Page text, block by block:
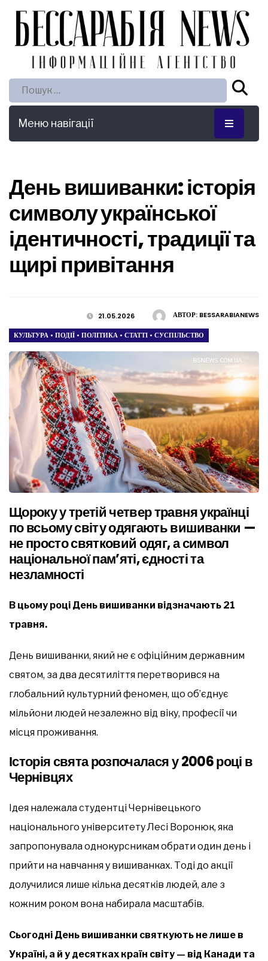
Пошук:
Меню навігації
День вишиванки: історія
символу української
ідентичності, традиції та
щирі привітання
АВТОР: BESSARABIANEWS
21.05.2026
КУЛЬТУРА • ПОДІЇ • ПОЛІТИКА • СТАТТІ • СУСПІЛЬСТВО
Щороку у третій четвер травня українці
по всьому світу одягають вишиванки —
не просто святковий одяг, а символ
національної пам’яті, єдності та
незламності
В цьому році День вишиванки відзначають 21
травня.
День вишиванки, який не є офіційним державним
святом, за два десятиліття перетворився на
глобальний культурний феномен, що об’єднує
мільйони людей незалежно від віку, професії чи
місця проживання.
Історія свята розпочалася у 2006 році в
Чернівцях
Ідея належала студентці Чернівецького
національного університету Лесі Воронюк, яка
запропонувала однокурсникам обрати один день і
прийти на навчання у вишиванках. Тоді до акції
долучилися лише кілька десятків людей, але з
кожним роком вона набирала масштабів.
Сьогодні День вишиванки святкують не лише в
Україні, а й у десятках країн світу — від Канади та